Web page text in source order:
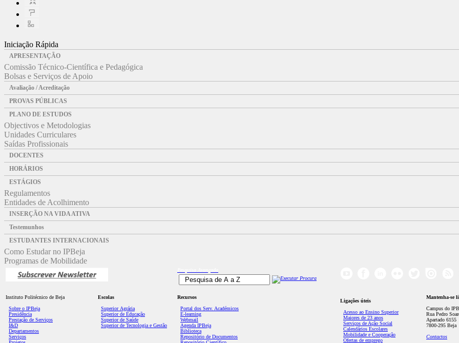
Iniciação Rápida
APRESENTAÇÃO
Comissão Técnico-Científica e Pedagógica
Bolsas e Serviços de Apoio
Avaliação / Acreditação
PROVAS PÚBLICAS
PLANO DE ESTUDOS
Objectivos e Metodologias
Unidades Curriculares
Saídas Profissionais
DOCENTES
HORÁRIOS
ESTÁGIOS
Regulamentos
Entidades de Acolhimento
INSERÇÃO NA VIDA ATIVA
Testemunhos
ESTUDANTES INTERNACIONAIS
Como Estudar no IPBeja
Programas de Mobilidade
Instituto Politécnico de Beja
Sobre o IPBeja
Presidência
Prestação de Serviços
I&D
Departamentos
Serviços
Escolas
Superior Agrária
Superior de Educação
Superior de Saúde
Superior de Tecnologia e Gestão
Recursos
Portal dos Serv. Académicos
E-learning
Webmail
Agenda IPBeja
Biblioteca
Repositório de Documentos
Ligações úteis
Acesso ao Ensino Superior
Maiores de 23 anos
Serviços de Ação Social
Calendários Escolares
Mobilidade e Cooperação
Ofertas de emprego
Mantenha-se
Campus do
Rua Pedro
Apartado 6155
7800-295 Beja
Contactos